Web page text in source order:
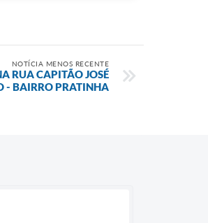
NOTÍCIA MENOS RECENTE
RUA CAPITÃO JOSÉ
- BAIRRO PRATINHA